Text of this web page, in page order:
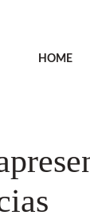
HOME